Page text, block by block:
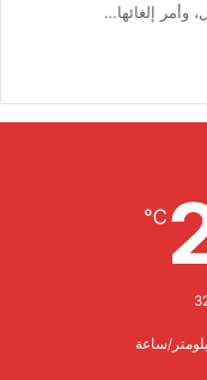
وأمر إلغائها…
℃